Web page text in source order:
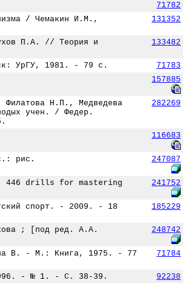
71782
/ Чемакин И.М.,
131352
П.А. // Теория и
133482
УрГУ, 1981. - 79 с.
71783
157885
Филатова Н.П., Медведева
учен. / Федер.
282269
116683
рис. 247087
: 446 drills for mastering
241752
спорт. - 2009. - 18
185229
; [под ред. А.А.
248742
В. - М.: Книга, 1975. - 77
71784
1996. - № 1. - С. 38-39.
92238